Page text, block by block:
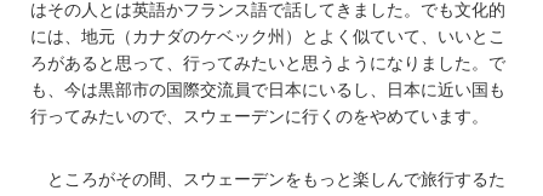
はその人とは英語かフランス語で話してきました。でも文化的
には、地元（カナダのケベック州）とよく似ていて、いいとこ
ろがあると思って、行ってみたいと思うようになりました。で
も、今は黒部市の国際交流員で日本にいるし、日本に近い国も
行ってみたいので、スウェーデンに行くのをやめています。
ところがその間、スウェーデンをもっと楽しんで旅行するた